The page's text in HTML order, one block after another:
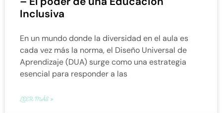
Inclusiva
En un mundo donde la diversidad en el aula es
cada vez más la norma, el Diseño Universal de
Aprendizaje (DUA) surge como una estrategia
esencial para responder a las
LEER MÁS »